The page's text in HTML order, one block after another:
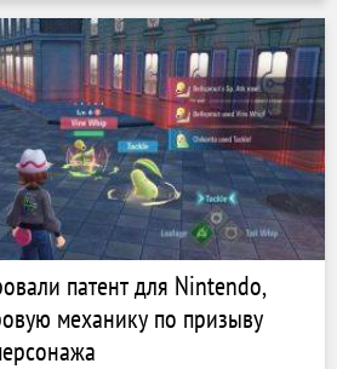
патент для Nintendo,
механику по призыву